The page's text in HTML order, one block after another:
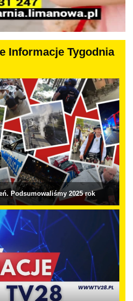
Informacje Tygodnia
Podsumowaliśmy 2025 rok